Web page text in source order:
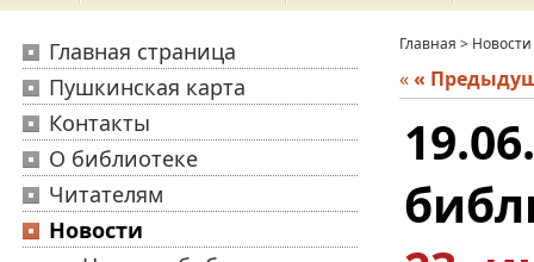
Главная страница
Пушкинская карта
Контакты
О библиотеке
Читателям
Новости
Главная > Новости
««